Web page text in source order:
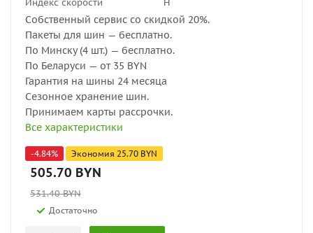
Индекс скорости
H
Собственный сервис со скидкой 20%.
Пакеты для шин — бесплатно.
По Минску (4 шт.) — бесплатно.
По Беларуси — от 35 BYN
Гарантия на шины 24 месяца
Сезонное хранение шин.
Принимаем карты рассрочки.
Все характеристики
-4.84% Экономия 25.70 BYN
505.70 BYN
531.40BYN
Достаточно